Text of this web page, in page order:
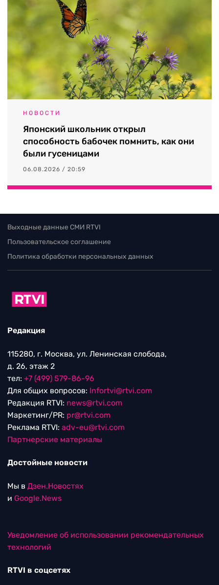
НОВОСТИ
Японский школьник открыл
способность бабочек помнить, как они
были гусеницами
06.08.2026 / 20:59
Выходные данные СМИ RTVI
Пользовательское соглашение
Политика обработки персональных данных
Редакция
115280, г. Москва, ул. Ленинская слобода,
д. 26, этаж 2
тел: +7 (499) 579-86-96
Для общих вопросов: Infortvi@rtvi.com
Редакция RTVI: news@rtvi.com
Маркетинг/PR: pr@rtvi.com
Реклама RTVI: adv-eu@rtvi.com
Партнерские материалы
Достойные новости
Мы в Дзен.Новостях
и Google.News
Уведомление об использовании рекомендательных
технологий
RTVI в соцсетях